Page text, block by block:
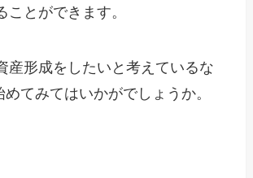
ことができます。
産形成をしたいと考えているな
てみてはいかがでしょうか。